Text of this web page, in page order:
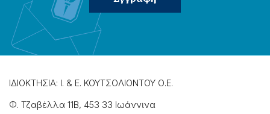
ΙΔΙΟΚΤΗΣΙΑ: Ι. & Ε. ΚΟΥΤΣΟΛΙΟΝΤΟΥ Ο.Ε.
Φ. Τζαβέλλα 11Β, 453 33 Ιωάννɩνα